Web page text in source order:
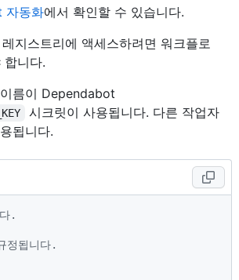
자동화에서 확인할 수 있습니다.
지스트리에 액세스하려면 워크플로
합니다.
름이 Dependabot
시크릿이 사용됩니다. 다른 작업자
됩니다.
.
정됩니다.